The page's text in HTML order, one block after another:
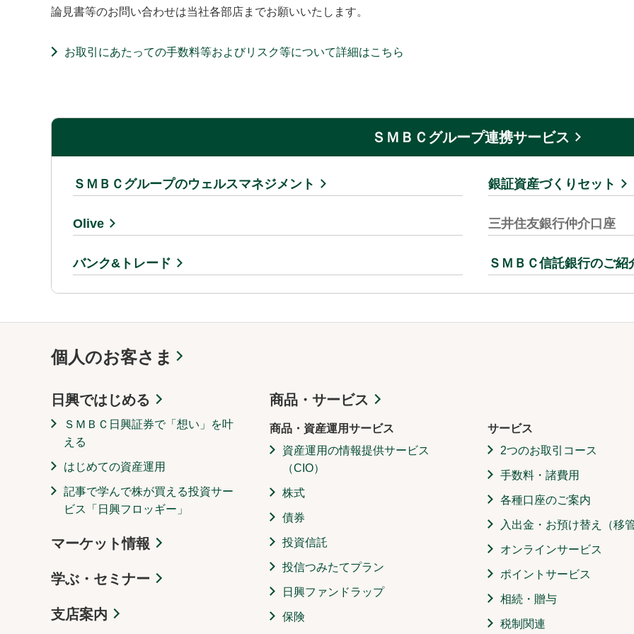
論見書等のお問い合わせは当社各部店までお願いいたします。
お取引にあたっての手数料等およびリスク等について詳細はこちら
ＳＭＢＣグループ連携サービス
ＳＭＢＣグループのウェルスマネジメント 銀証資産づくりセット
Olive 三井住友銀行仲介口座
バンク&トレード ＳＭＢＣ信託銀行のご紹
個人のお客さま
日興ではじめる
ＳＭＢＣ日興証券で「想い」を叶
える
はじめての資産運用
記事で学んで株が買える投資サー
ビス「日興フロッギー」
マーケット情報
学ぶ・セミナー
支店案内
商品・サービス
商品・資産運用サービス
資産運用の情報提供サービス
（CIO）
株式
債券
投資信託
投信つみたてプラン
日興ファンドラップ
保険
サービス
2つのお取引コース
手数料・諸費用
各種口座のご案内
入出金・お預け替え（移
オンラインサービス
ポイントサービス
相続・贈与
税制関連